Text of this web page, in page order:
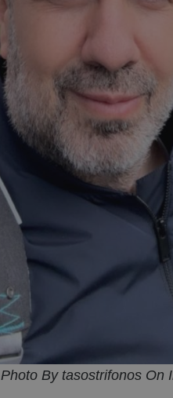
Photo By tasostrifonos On